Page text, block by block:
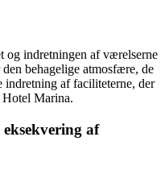
og indretningen af værelserne
behagelige atmosfære, de
af faciliteterne, der
Hotel Marina.
af